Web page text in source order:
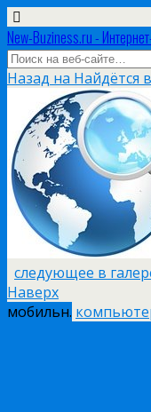
New-Buziness.ru -
Назад на Найдётся
следующее в
Наверх
мобильн.